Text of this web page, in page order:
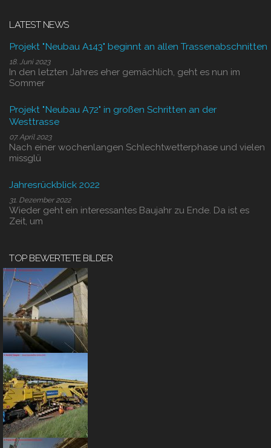
LATEST NEWS
Projekt "Neubau A143" beginnt an allen Trassenabschnitten
18. Juni 2023
In den letzten Jahres eher gemächlich, geht es nun im
Sommer
Projekt "Neubau A72" in großen Schritten an der
Westtrasse
07. April 2023
Nach einer wochenlangen Schlechtwetterphase und vielen
missglü
Jahresrückblick 2022
31. Dezember 2022
Wieder geht ein interessantes Baujahr zu Ende. Da ist es
Zeit, um
TOP BEWERTETE BILDER